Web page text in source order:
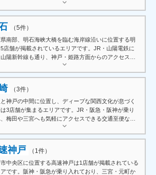
住環境の整った落ち着いたエリアの特性を反映するよ
じっくりと丁寧な施術を提供するサロンが多く、地
ざした常連客に支持されています。
（5件）
南部、明石海峡大橋を臨む海岸線沿いに位置する明
店舗が掲載されているエリアです。JR・山陽電鉄に
陽新幹線も通り、神戸・姫路方面からのアクセスも
。明石焼や明石鯛など食文化も豊かで、観光や食事と
て立ち寄りやすいのも魅力のひとつです。地域密着
アットホームなサロンが多く、地元客を中心に長く愛
いるエリアです。
（3件）
神戸の中間に位置し、ディープな関西文化が息づく
は3店舗が集まるエリアです。JR・阪急・阪神が乗り
、梅田や三宮へも気軽にアクセスできる交通至便な立
魅力。工業都市として発展する一方で北部のベッドタ
が進み近年注目度が高まるなか、都市部の喧騒から
れた落ち着いた雰囲気のなかで施術を受けたい方に
、穴場的な存在として認知されつつあるエリアで
神戸 （1件）
中央区に位置する高速神戸は1店舗が掲載されている
です。阪神・阪急が乗り入れており、三宮・元町か